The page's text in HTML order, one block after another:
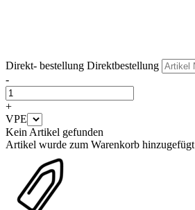
Direkt- bestellung Direktbestellung
-
+
VPE
Kein Artikel gefunden
Artikel wurde zum Warenkorb hinzugefügt